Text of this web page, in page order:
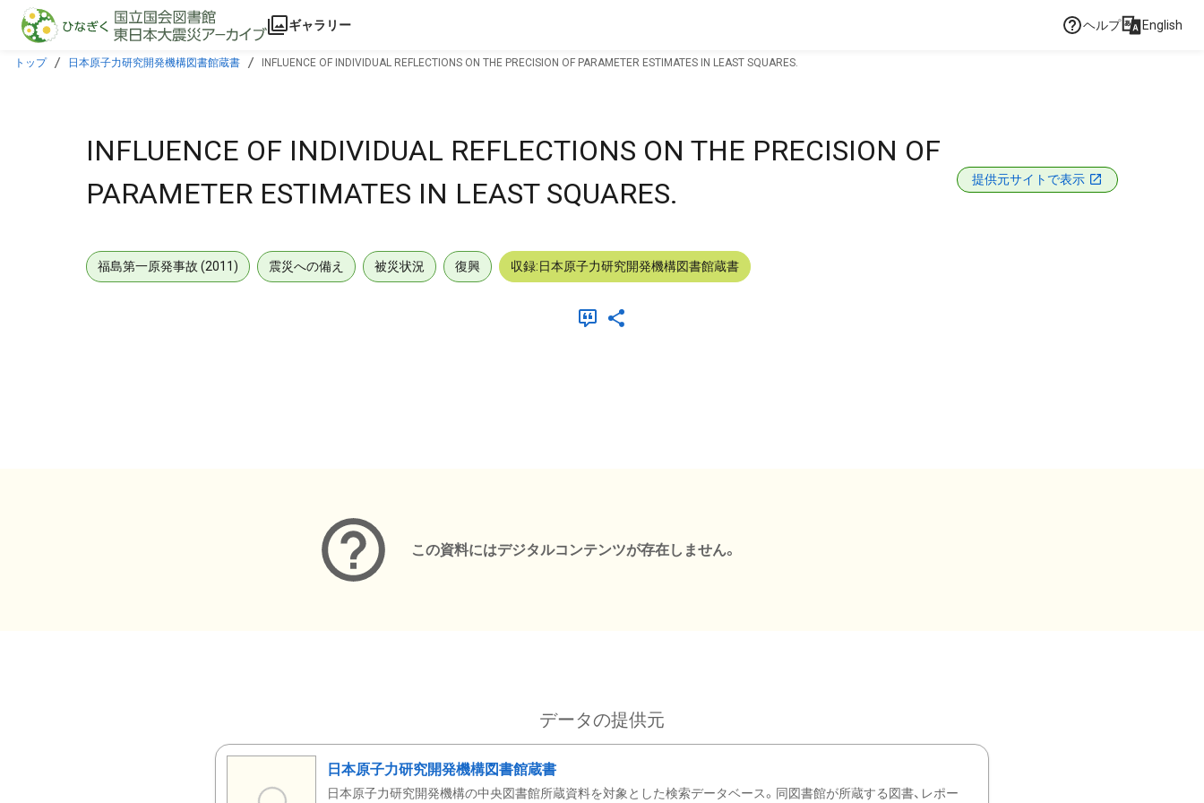
本文に飛ぶ
ギャラリー ヘルプ English
トップ 日本原子力研究開発機構図書館蔵書 INFLUENCE OF INDIVIDUAL REFLECTIONS ON THE PRECISION OF PARAMETER ESTIMATES IN LEAST SQUARES.
INFLUENCE OF INDIVIDUAL REFLECTIONS ON THE PRECISION OF
PARAMETER ESTIMATES IN LEAST SQUARES.
提供元サイトで表示
福島第一原発事故 (2011) 震災への備え 被災状況 復興 収録:日本原子力研究開発機構図書館蔵書
この資料にはデジタルコンテンツが存在しません。
データの提供元
日本原子力研究開発機構図書館蔵書
日本原子力研究開発機構の中央図書館所蔵資料を対象とした検索データベース。同図書館が所蔵する図書、レポー